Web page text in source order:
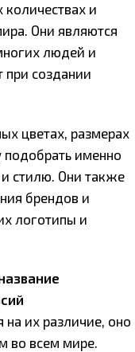
и
Они являются
людей и
при создании
цветах, размерах
именно
и стилю. Они также
брендов и
логотипы и
на их различие, оно
во всем мире.